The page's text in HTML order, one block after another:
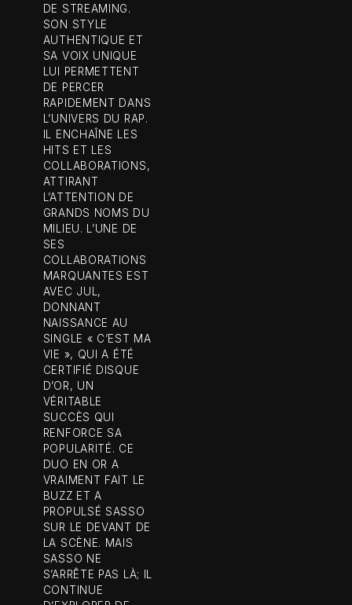
DE STREAMING.
SON STYLE
AUTHENTIQUE ET
SA VOIX UNIQUE
LUI PERMETTENT
DE PERCER
RAPIDEMENT DANS
L’UNIVERS DU RAP.
IL ENCHAÎNE LES
HITS ET LES
COLLABORATIONS,
ATTIRANT
L’ATTENTION DE
GRANDS NOMS DU
MILIEU. L’UNE DE
SES
COLLABORATIONS
MARQUANTES EST
AVEC JUL,
DONNANT
NAISSANCE AU
SINGLE « C’EST MA
VIE », QUI A ÉTÉ
CERTIFIÉ DISQUE
D’OR, UN
VÉRITABLE
SUCCÈS QUI
RENFORCE SA
POPULARITÉ. CE
DUO EN OR A
VRAIMENT FAIT LE
BUZZ ET A
PROPULSÉ SASSO
SUR LE DEVANT DE
LA SCÈNE. MAIS
SASSO NE
S’ARRÊTE PAS LÀ; IL
CONTINUE